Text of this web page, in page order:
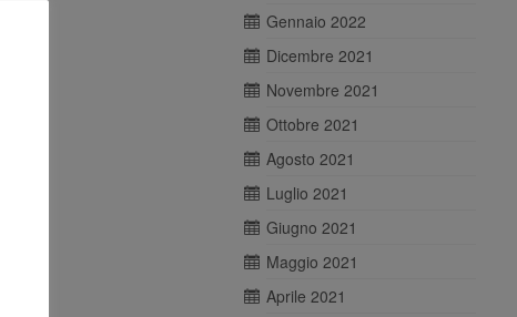
Gennaio 2022
Dicembre 2021
Novembre 2021
Ottobre 2021
Agosto 2021
Luglio 2021
Giugno 2021
Maggio 2021
Aprile 2021